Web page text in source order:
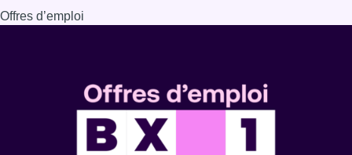
Offres d’emploi